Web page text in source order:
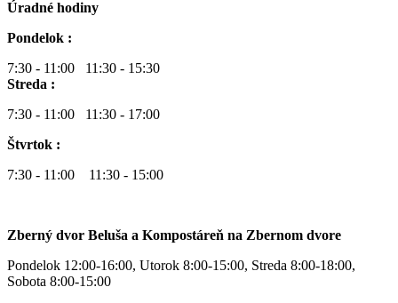
Úradné hodiny
Pondelok :
7:30 - 11:00 11:30 - 15:30
Streda :
7:30 - 11:00 11:30 - 17:00
Štvrtok :
7:30 - 11:00 11:30 - 15:00
Zberný dvor Beluša a Kompostáreň na Zbernom dvore
Pondelok 12:00-16:00, Utorok 8:00-15:00, Streda 8:00-18:00,
Sobota 8:00-15:00